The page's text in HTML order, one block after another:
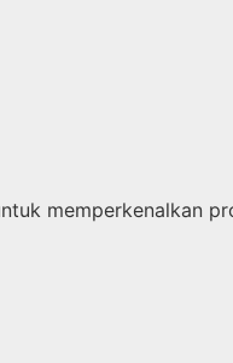
memperkenalkan